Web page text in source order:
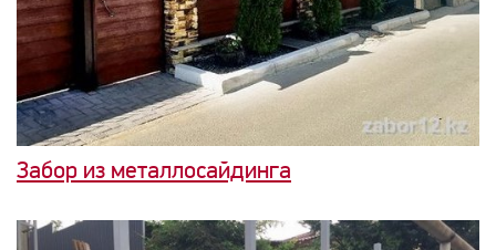
Забор из металлосайдинга